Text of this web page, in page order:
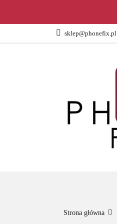
sklep@phonefix.pl
Strona główna